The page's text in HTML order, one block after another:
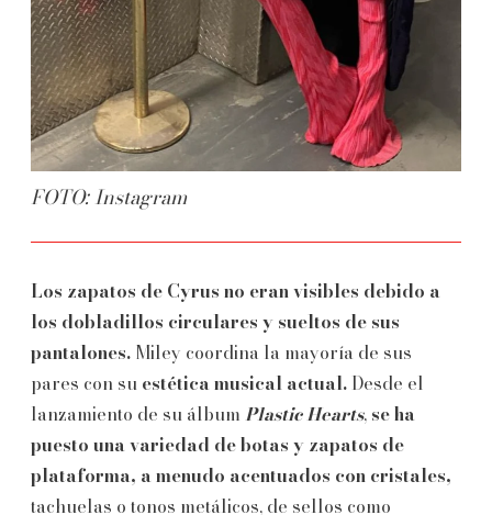
FOTO: Instagram
Los zapatos de Cyrus no eran visibles debido a
los dobladillos circulares y sueltos de sus
pantalones. Miley coordina la mayoría de sus
pares con su estética musical actual. Desde el
lanzamiento de su álbum Plastic Hearts, se ha
puesto una variedad de botas y zapatos de
plataforma, a menudo acentuados con cristales,
tachuelas o tonos metálicos, de sellos como